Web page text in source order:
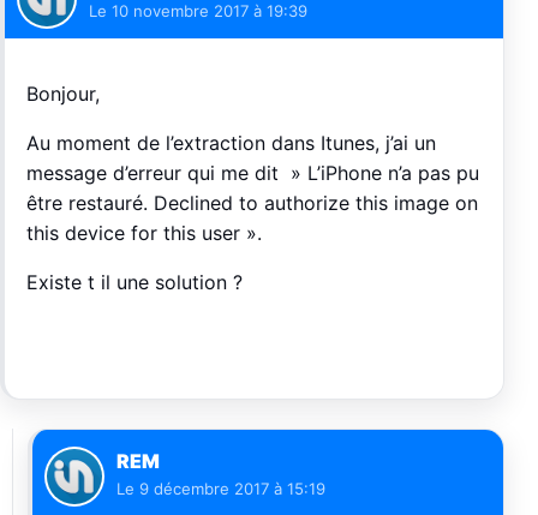
Le 10 novembre 2017 à 19:39
Bonjour,
Au moment de l’extraction dans Itunes, j’ai un
message d’erreur qui me dit » L’iPhone n’a pas pu
être restauré. Declined to authorize this image on
this device for this user ».
Existe t il une solution ?
REM
Le 9 décembre 2017 à 15:19